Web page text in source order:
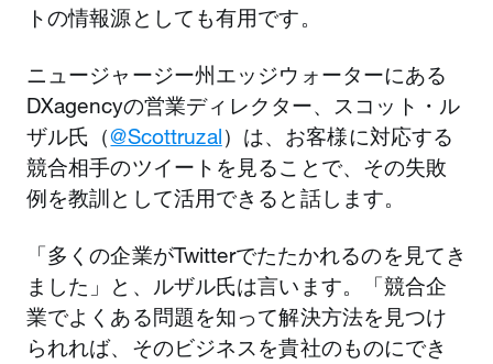
トの情報源としても有用です。
ニュージャージー州エッジウォーターにある
DXagencyの営業ディレクター、スコット・ル
ザル氏（@Scottruzal）は、お客様に対応する
競合相手のツイートを見ることで、その失敗
例を教訓として活用できると話します。
「多くの企業がTwitterでたたかれるのを見てき
ました」と、ルザル氏は言います。「競合企
業でよくある問題を知って解決方法を見つけ
られれば、そのビジネスを貴社のものにでき